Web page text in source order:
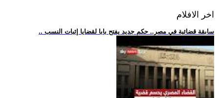
اخر الافلام
.. سابقة قضائية في مصر.. حكم جديد يفتح بابا لقضايا إثبات النسب